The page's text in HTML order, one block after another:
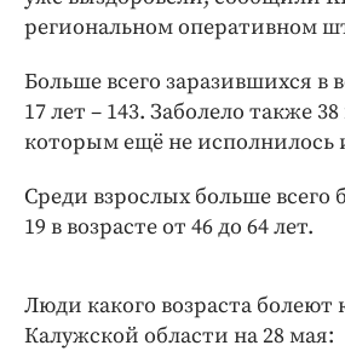
Медиаперсона
Клиника года
Бренд года
региональном оперативном
Больше всего заразившихся в
17 лет – 143. Заболело также
которым ещё не исполнилось
Среди взрослых больше всего
19 в возрасте от 46 до 64 лет.
Люди какого возраста болеют
Калужской области на 28 мая: